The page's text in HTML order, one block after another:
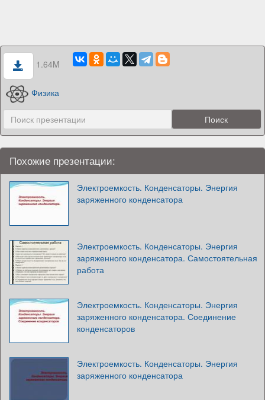
1.64M
Физика
Похожие презентации:
Электроемкость. Конденсаторы. Энергия
заряженного конденсатора
Электроемкость. Конденсаторы. Энергия
заряженного конденсатора. Самостоятельная
работа
Электроемкость. Конденсаторы. Энергия
заряженного конденсатора. Соединение
конденсаторов
Электроемкость. Конденсаторы. Энергия
заряженного конденсатора